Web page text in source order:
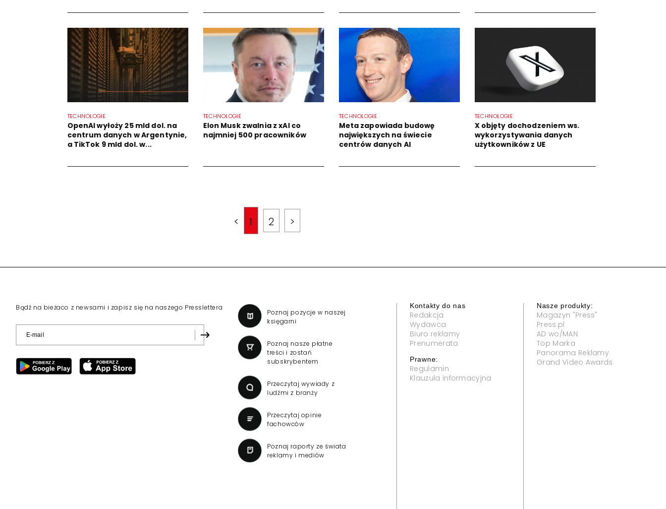
TECHNOLOGIE
OpenAI wyłoży 25 mld dol. na
centrum danych w Argentynie,
a TikTok 9 mld dol. w...
TECHNOLOGIE
Elon Musk zwalnia z xAI co
najmniej 500 pracowników
TECHNOLOGIE
Meta zapowiada budowę
największych na świecie
centrów danych AI
TECHNOLOGIE
X objęty dochodzeniem ws.
wykorzystywania danych
użytkowników z UE
< 1 2 >
Bądź na bieżaco z newsami i zapisz się na naszego Presslettera
Poznaj pozycje w naszej
księgarni
Poznaj nasze płatne
treści i zostań
subskrybentem
Przeczytaj wywiady z
ludźmi z branży
Przeczytaj opinie
fachowców
Poznaj raporty ze świata
reklamy i mediów
Kontakty do nas
Redakcja
Wydawca
Biuro reklamy
Prenumerata
Prawne:
Regulamin
Klauzula informacyjna
Nasze produkty:
Magazyn "Press"
Press.pl
AD wo/MAN
Top Marka
Panorama Reklamy
Grand Video Awards